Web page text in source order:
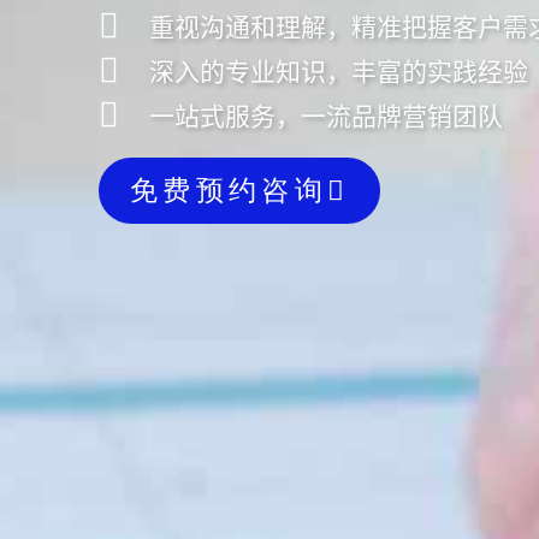
重视沟通和理解，精准把握客户需
深入的专业知识，丰富的实践经验
一站式服务，一流品牌营销团队
免费预约咨询